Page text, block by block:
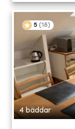
5 (18)
4 bäddar